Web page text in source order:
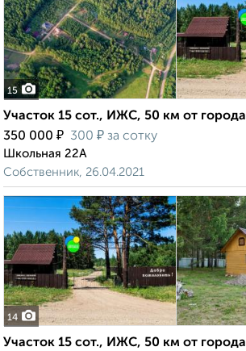
15
Участок 15 сот., ИЖС, 50 км от города
350 000 ₽ 300 ₽ за сотку
Школьная 22А
Собственник, 26.04.2021
14
Участок 15 сот., ИЖС, 50 км от города